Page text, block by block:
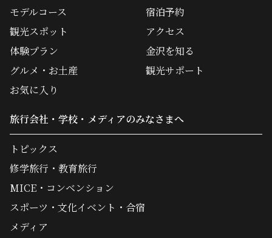
モデルコース
観光スポット
体験プラン
グルメ・お土産
宿泊予約
アクセス
金沢を知る
観光サポート
お気に入り
旅行会社・学校・メディアのみなさまへ
トピックス
修学旅行・教育旅行
MICE・コンベンション
スポーツ・文化イベント・合宿
メディア